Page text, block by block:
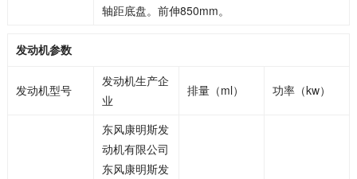
轴距底盘。前伸850mm。
发动机参数
发动机型号
发动机生产企
业
排量（ml） 功率（kw）
东风康明斯发
动机有限公司
东风康明斯发